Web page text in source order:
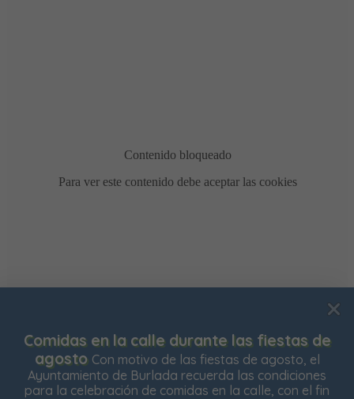
Comidas en la calle durante las fiestas de
agosto Con motivo de las fiestas de agosto, el
Ayuntamiento de Burlada recuerda las condiciones
para la celebración de comidas en la calle, con el fin
Usamos cookies para mejorar su experiencia de
navegación en nuestra web, para mostrarle contenidos
personalizados y analizar el tráfico de nuestra web.